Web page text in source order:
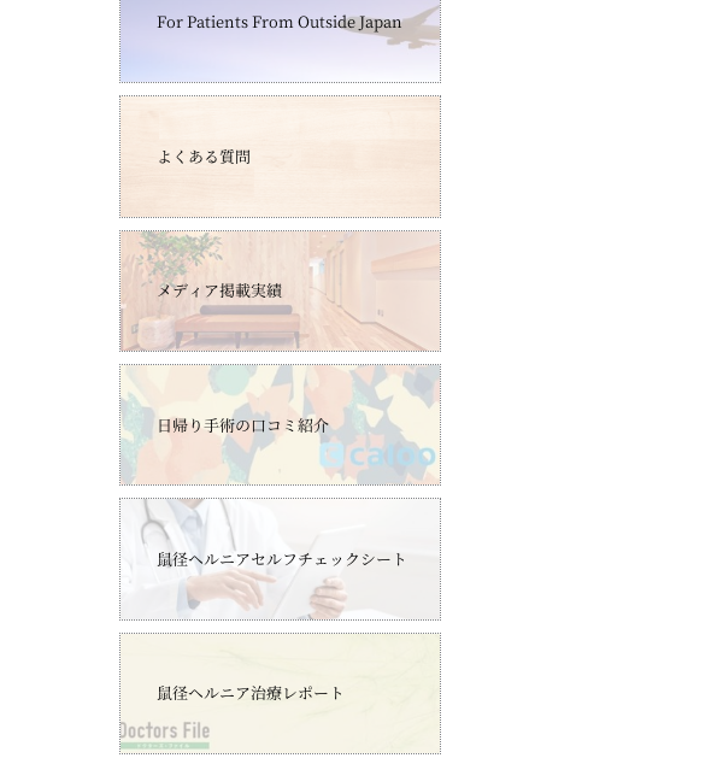
For Patients From Outside Japan
よくある質問
メディア掲載実績
日帰り手術の口コミ紹介
鼠径ヘルニアセルフチェックシート
鼠径ヘルニア治療レポート